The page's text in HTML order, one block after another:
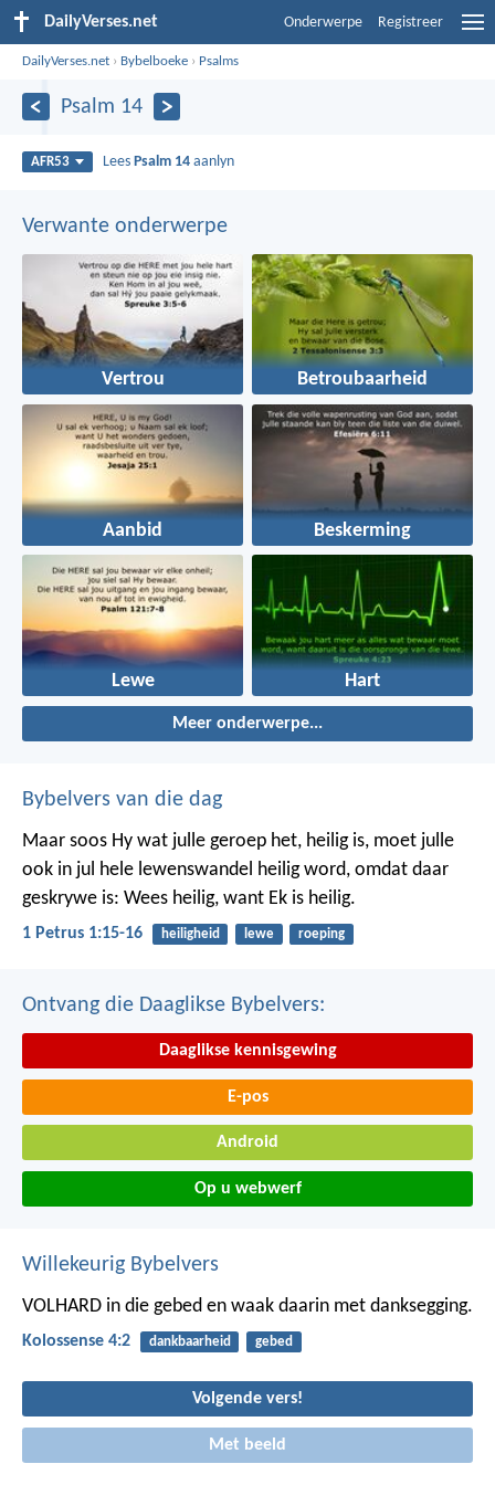
DailyVerses.net Onderwerpe Registreer
DailyVerses.net › Bybelboeke › Psalms
Psalm 14
AFR53 Lees Psalm 14 aanlyn
Verwante onderwerpe
Vertrou Betroubaarheid
Aanbid Beskerming
Lewe Hart
Meer onderwerpe...
Bybelvers van die dag
Maar soos Hy wat julle geroep het, heilig is, moet julle
ook in jul hele lewenswandel heilig word, omdat daar
geskrywe is: Wees heilig, want Ek is heilig.
1 Petrus 1:15-16 heiligheid lewe roeping
Ontvang die Daaglikse Bybelvers:
Daaglikse kennisgewing
E-pos
Android
Op u webwerf
Willekeurig Bybelvers
VOLHARD in die gebed en waak daarin met danksegging.
Kolossense 4:2 dankbaarheid gebed
Volgende vers!
Met beeld